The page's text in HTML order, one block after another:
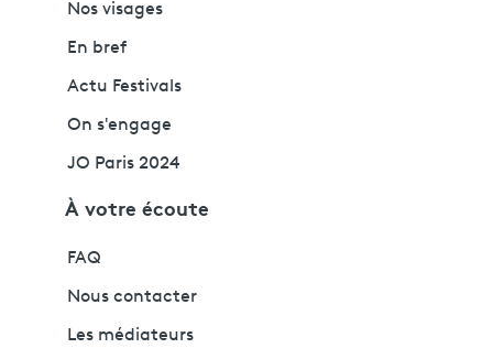
Nos visages
En bref
Actu Festivals
On s'engage
JO Paris 2024
À votre écoute
FAQ
Nous contacter
Les médiateurs